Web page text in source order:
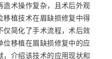
造术操作复杂，且术后外观
移植技术在眉缺损修复中得
仅简化了手术流程，术后效
位移植在眉缺损修复中的应
，介绍该技术的应用现状和